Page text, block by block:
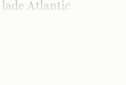
lade Atlantic